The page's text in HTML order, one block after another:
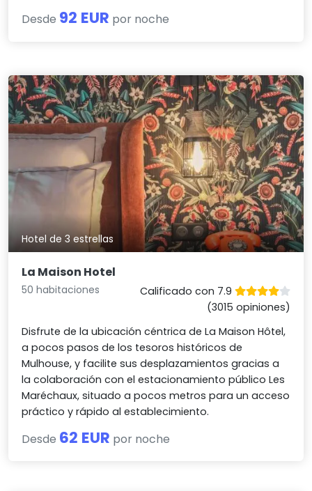
Desde 92 EUR por noche
Hotel de 3 estrellas
La Maison Hotel
50 habitaciones
Calificado con 7.9
(3015 opiniones)
Disfrute de la ubicación céntrica de La Maison Hôtel,
a pocos pasos de los tesoros históricos de
Mulhouse, y facilite sus desplazamientos gracias a
la colaboración con el estacionamiento público Les
Maréchaux, situado a pocos metros para un acceso
práctico y rápido al establecimiento.
Desde 62 EUR por noche